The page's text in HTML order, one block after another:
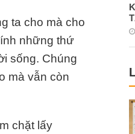
ta cho mà cho
những thứ
sống. Chúng
mà vẫn còn
chặt lấy